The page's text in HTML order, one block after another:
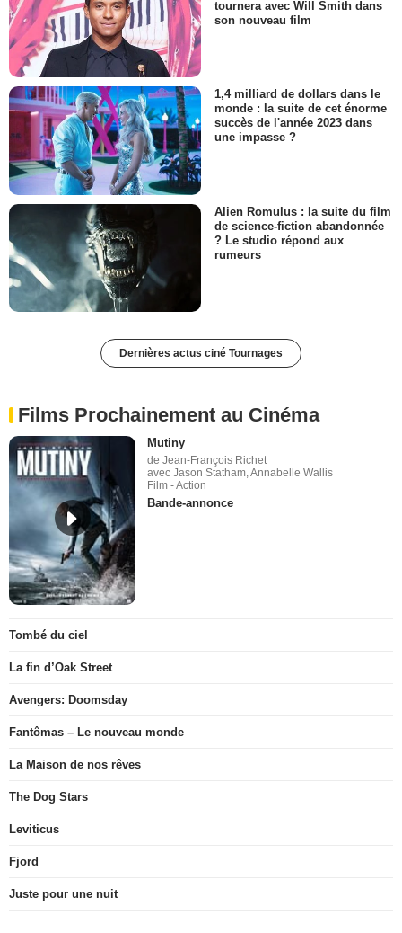
tournera avec Will Smith dans
son nouveau film
1,4 milliard de dollars dans le
monde : la suite de cet énorme
succès de l'année 2023 dans
une impasse ?
Alien Romulus : la suite du film
de science-fiction abandonnée
? Le studio répond aux
rumeurs
Dernières actus ciné Tournages
Films Prochainement au Cinéma
Mutiny
de Jean-François Richet
avec Jason Statham, Annabelle Wallis
Film - Action
Bande-annonce
Tombé du ciel
La fin d’Oak Street
Avengers: Doomsday
Fantômas – Le nouveau monde
La Maison de nos rêves
The Dog Stars
Leviticus
Fjord
Juste pour une nuit